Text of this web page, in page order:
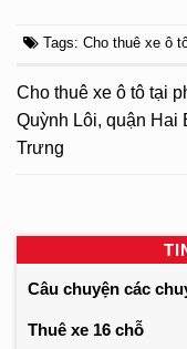
Tags: Cho thuê xe ô
Cho thuê xe ô tô tại
Quỳnh Lôi, quận Hai
Trưng
Câu chuyện các
Thuê xe 16 chỗ